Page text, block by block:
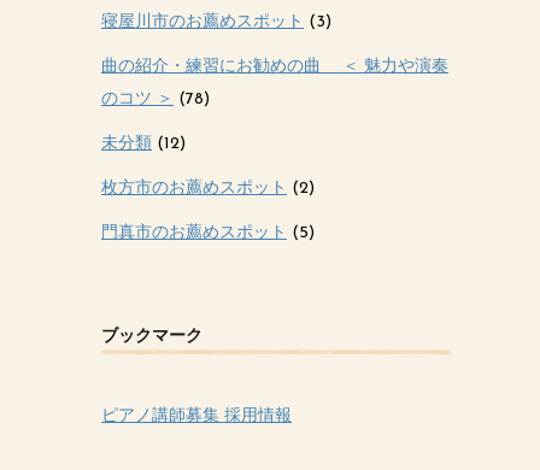
寝屋川市のお薦めスポット (3)
曲の紹介・練習にお勧めの曲 ＜ 魅力や演奏
のコツ ＞ (78)
未分類 (12)
枚方市のお薦めスポット (2)
門真市のお薦めスポット (5)
ブックマーク
ピアノ講師募集 採用情報